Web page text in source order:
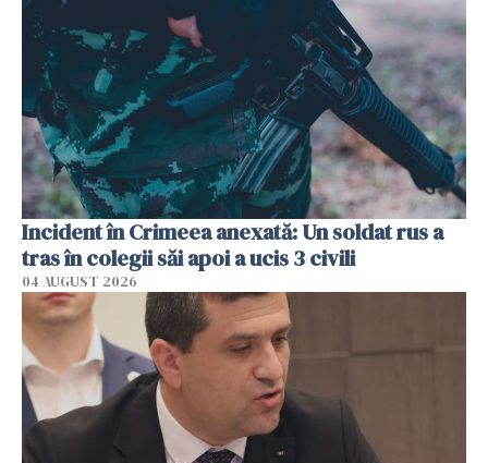
Incident în Crimeea anexată: Un soldat rus a
tras în colegii săi apoi a ucis 3 civili
04 AUGUST 2026